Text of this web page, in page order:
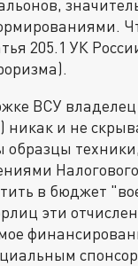
205.1 УК
ВСУ
никак и не
образцы
в бюджет
эти